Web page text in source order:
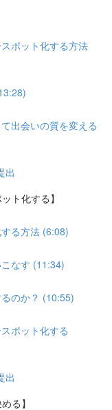
ポット化する方法
出会いの質を変える
出
ト化する】
る方法 (6:08)
なす (11:34)
のか？ (10:55)
ポット化する
出
る】